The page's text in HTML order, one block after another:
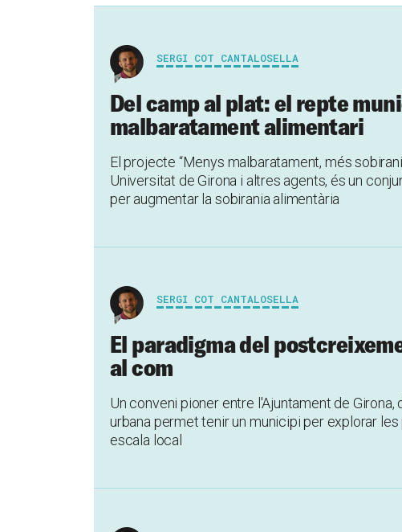
SERGI COT CANTALOSELLA
Del camp al plat: el repte
malbaratament alimentari
El projecte “Menys malbaratament, més
Universitat de Girona i altres agents, és un
per augmentar la sobirania alimentària
SERGI COT CANTALOSELLA
El paradigma del
al com
Un conveni pioner entre l'Ajuntament de
urbana permet tenir un municipi per explorar
escala local